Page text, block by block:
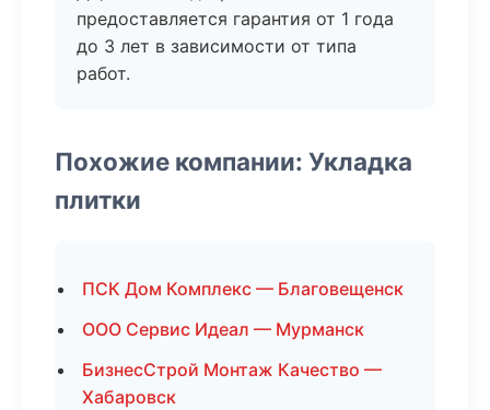
предоставляется гарантия от 1 года
до 3 лет в зависимости от типа
работ.
Похожие компании: Укладка
плитки
ПСК Дом Комплекс — Благовещенск
ООО Сервис Идеал — Мурманск
БизнесСтрой Монтаж Качество —
Хабаровск